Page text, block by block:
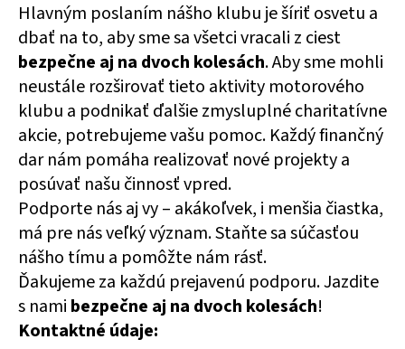
Hlavným poslaním nášho klubu je šíriť osvetu a
dbať na to, aby sme sa všetci vracali z ciest
bezpečne aj na dvoch kolesách. Aby sme mohli
neustále rozširovať tieto aktivity motorového
klubu a podnikať ďalšie zmysluplné charitatívne
akcie, potrebujeme vašu pomoc. Každý finančný
dar nám pomáha realizovať nové projekty a
posúvať našu činnosť vpred.
Podporte nás aj vy – akákoľvek, i menšia čiastka,
má pre nás veľký význam. Staňte sa súčasťou
nášho tímu a pomôžte nám rásť.
Ďakujeme za každú prejavenú podporu. Jazdite
s nami bezpečne aj na dvoch kolesách!
Kontaktné údaje:
r
e
b
u
j
e
t
e
n
á
j
s
ť
?